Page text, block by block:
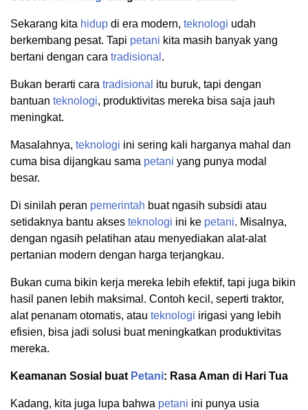
Sekarang kita hidup di era modern, teknologi udah
berkembang pesat. Tapi petani kita masih banyak yang
bertani dengan cara tradisional .
Bukan berarti cara tradisional itu buruk, tapi dengan
bantuan teknologi, produktivitas mereka bisa saja jauh
meningkat.
Masalahnya, teknologi ini sering kali harganya mahal dan
cuma bisa dijangkau sama petani yang punya modal
besar.
Di sinilah peran pemerintah buat ngasih subsidi atau
setidaknya bantu akses teknologi ini ke petani. Misalnya,
dengan ngasih pelatihan atau menyediakan alat-alat
pertanian modern dengan harga terjangkau.
Bukan cuma bikin kerja mereka lebih efektif, tapi juga bikin
hasil panen lebih maksimal. Contoh kecil, seperti traktor,
alat penanam otomatis, atau teknologi irigasi yang lebih
efisien, bisa jadi solusi buat meningkatkan produktivitas
mereka.
Keamanan Sosial buat Petani: Rasa Aman di Hari Tua
Kadang, kita juga lupa bahwa petani ini punya usia